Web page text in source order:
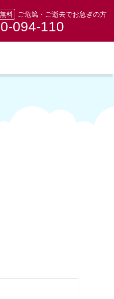
料 ご危篤・ご逝去でお急ぎの方
094-110